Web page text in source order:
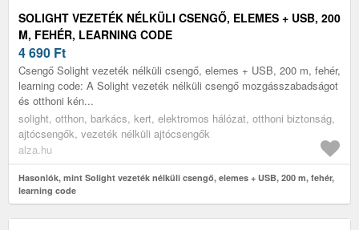
SOLIGHT VEZETÉK NÉLKÜLI CSENGŐ, ELEMES + USB, 200
M, FEHÉR, LEARNING CODE
4 690 Ft
Csengő Solight vezeték nélküli csengő, elemes + USB, 200 m, fehér,
learning code: A Solight vezeték nélküli csengő mozgásszabadságot
és otthoni kén...
solight, otthon, barkács, kert, elektromos hálózat, otthoni biztonság,
ajtócsengők, vezeték nélküli ajtócsengők
alza.hu
Hasonlók, mint Solight vezeték nélküli csengő, elemes + USB, 200 m, fehér,
learning code